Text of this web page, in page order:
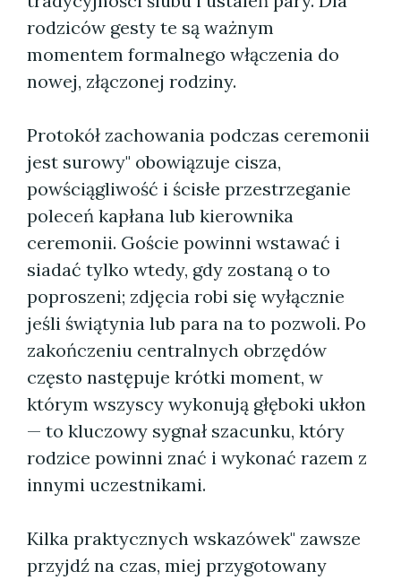
rodziców gesty te są ważnym
momentem formalnego włączenia do
nowej, złączonej rodziny.
Protokół zachowania podczas ceremonii
jest surowy" obowiązuje cisza,
powściągliwość i ścisłe przestrzeganie
poleceń kapłana lub kierownika
ceremonii. Goście powinni wstawać i
siadać tylko wtedy, gdy zostaną o to
poproszeni; zdjęcia robi się wyłącznie
jeśli świątynia lub para na to pozwoli. Po
zakończeniu centralnych obrzędów
często następuje krótki moment, w
którym wszyscy wykonują głęboki ukłon
— to kluczowy sygnał szacunku, który
rodzice powinni znać i wykonać razem z
innymi uczestnikami.
Kilka praktycznych wskazówek" zawsze
przyjdź na czas, miej przygotowany